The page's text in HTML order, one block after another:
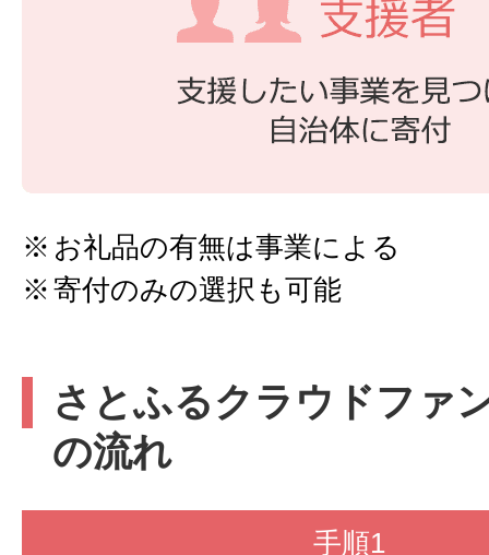
お礼品の有無は事業による
寄付のみの選択も可能
さとふるクラウドファ
の流れ
手順1